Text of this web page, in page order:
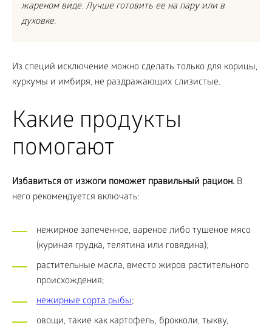
жареном виде. Лучше готовить ее на пару или в
духовке.
Из специй исключение можно сделать только для корицы,
куркумы и имбиря, не раздражающих слизистые.
Какие продукты
помогают
Избавиться от изжоги поможет правильный рацион. В
него рекомендуется включать:
нежирное запеченное, вареное либо тушеное мясо
(куриная грудка, телятина или говядина);
растительные масла, вместо жиров растительного
происхождения;
нежирные сорта рыбы;
овощи, такие как картофель, брокколи, тыкву,